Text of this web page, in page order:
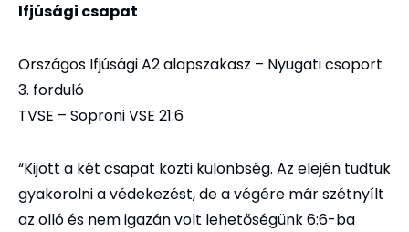
Ifjúsági csapat
Országos Ifjúsági A2 alapszakasz – Nyugati csoport
3. forduló
TVSE – Soproni VSE 21:6
“Kijött a két csapat közti különbség. Az elején tudtuk
gyakorolni a védekezést, de a végére már szétnyílt
az olló és nem igazán volt lehetőségünk 6:6-ba